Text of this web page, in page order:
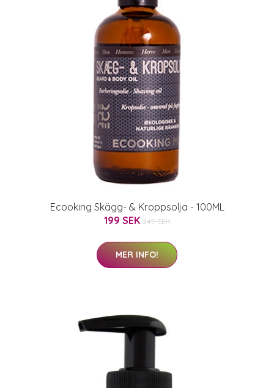
Ecooking Skägg- & Kroppsolja - 100ML
199 SEK 249 SEK
MER INFO!